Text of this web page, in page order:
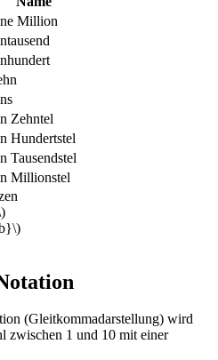
Million
Zehntel
Hundertstel
Tausendstel
Millionstel
(Gleitkommadarstellung) wird
zwischen 1 und 10 mit einer